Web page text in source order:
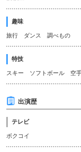
趣味
旅行 ダンス 調べもの
特技
スキー ソフトボール 空
出演歴
テレビ
ボクコイ